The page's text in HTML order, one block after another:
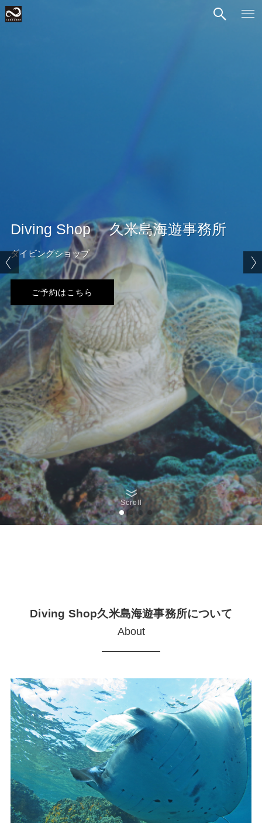
Diving Shop 久米島海遊事務所
ダイビングショップ
ご予約はこちら
Scroll
Diving Shop久米島海遊事務所について
About